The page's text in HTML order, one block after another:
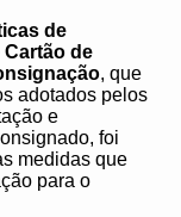
de
de
, que
adotados pelos
e
foi
medidas que
para o